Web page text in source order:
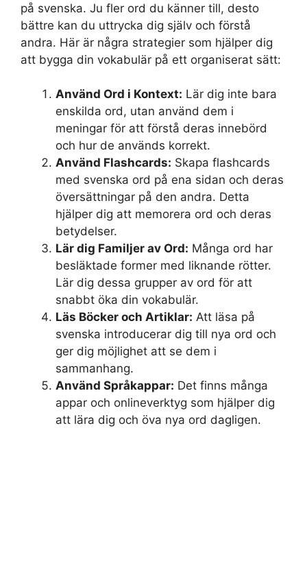
på svenska. Ju fler ord du känner till, desto
bättre kan du uttrycka dig själv och förstå
andra. Här är några strategier som hjälper dig
att bygga din vokabulär på ett organiserat sätt:
Använd Ord i Kontext: Lär dig inte bara
enskilda ord, utan använd dem i
meningar för att förstå deras innebörd
och hur de används korrekt.
Använd Flashcards: Skapa flashcards
med svenska ord på ena sidan och deras
översättningar på den andra. Detta
hjälper dig att memorera ord och deras
betydelser.
Lär dig Familjer av Ord: Många ord har
besläktade former med liknande rötter.
Lär dig dessa grupper av ord för att
snabbt öka din vokabulär.
Läs Böcker och Artiklar: Att läsa på
svenska introducerar dig till nya ord och
ger dig möjlighet att se dem i
sammanhang.
Använd Språkappar: Det finns många
appar och onlineverktyg som hjälper dig
att lära dig och öva nya ord dagligen.